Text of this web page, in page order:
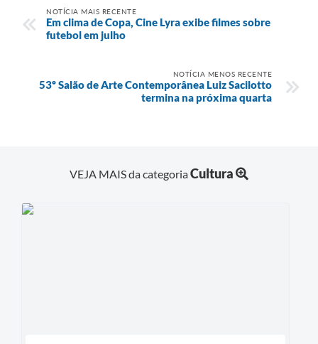
NOTÍCIA MAIS RECENTE
Em clima de Copa, Cine Lyra exibe filmes sobre
futebol em julho
NOTÍCIA MENOS RECENTE
53º Salão de Arte Contemporânea Luiz Sacilotto
termina na próxima quarta
VEJA MAIS da categoriaCultura